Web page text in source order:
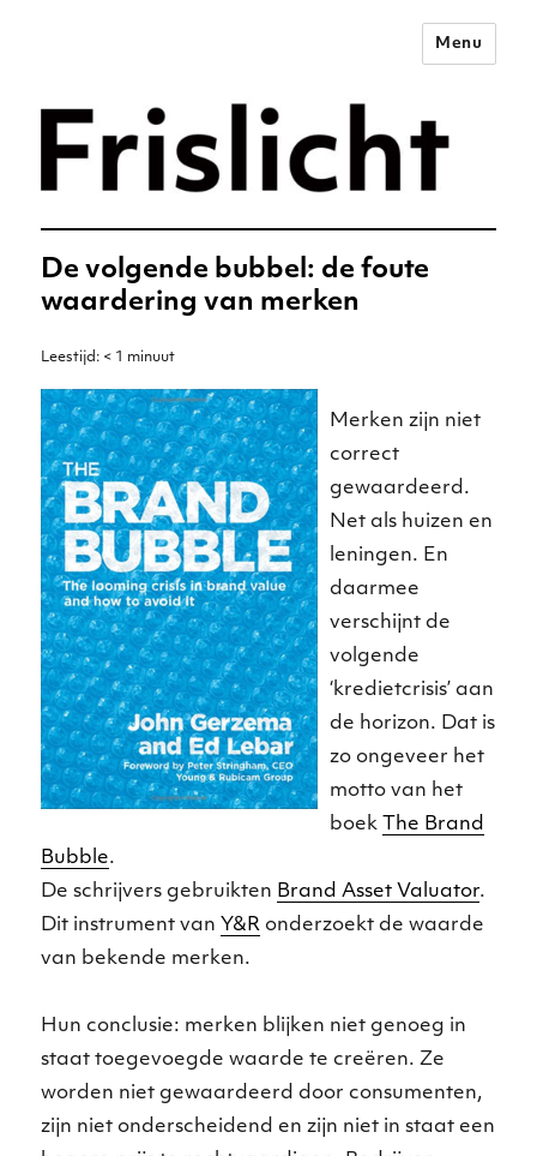
Merkstrategie voor het
digitale tijdperk –
Frislicht
Menu
De volgende bubbel: de foute
waardering van merken
Leestijd: < 1 minuut
Merken zijn niet
correct
gewaardeerd.
Net als huizen en
leningen. En
daarmee
verschijnt de
volgende
‘kredietcrisis’ aan
de horizon. Dat is
zo ongeveer het
motto van het
boek
The Brand
Bubble.
De schrijvers gebruikten Brand Asset Valuator.
Dit instrument van Y&R onderzoekt de waarde
van bekende merken.
Hun conclusie: merken blijken niet genoeg in
staat toegevoegde waarde te creëren. Ze
worden niet gewaardeerd door consumenten,
zijn niet onderscheidend en zijn niet in staat een